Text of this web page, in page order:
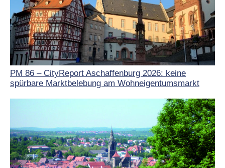
PM 86 – CityReport Aschaffenburg 2026: keine
spürbare Marktbelebung am Wohneigentumsmarkt